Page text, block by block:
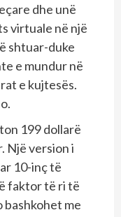
dhe unë
virtuale në një
shtuar-duke
e mundur në
e kujtesës.
199 dollarë
Një version i
10-inç të
faktor të ri të
bashkohet me